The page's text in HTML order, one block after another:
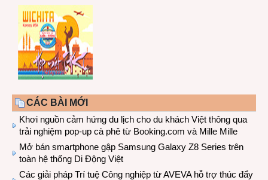
CÁC BÀI MỚI
Khơi nguồn cảm hứng du lịch cho du khách Việt thông qua
trải nghiệm pop-up cà phê từ Booking.com và Mille Mille
Mở bán smartphone gập Samsung Galaxy Z8 Series trên
toàn hệ thống Di Động Việt
Các giải pháp Trí tuệ Công nghiệp từ AVEVA hỗ trợ thúc đẩy